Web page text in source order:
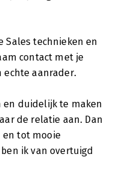
Sales technieken en
contact met je
echte aanrader.
en duidelijk te maken
de relatie aan. Dan
en tot mooie
ik van overtuigd